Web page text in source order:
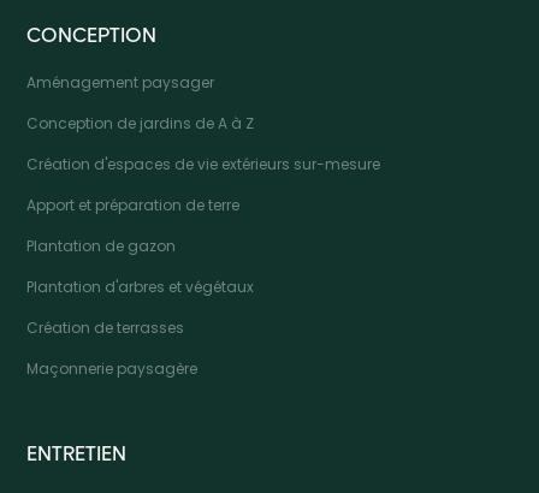
CONCEPTION
Aménagement paysager
Conception de jardins de A à Z
Création d'espaces de vie extérieurs sur-mesure
Apport et préparation de terre
Plantation de gazon
Plantation d'arbres et végétaux
Création de terrasses
Maçonnerie paysagère
ENTRETIEN